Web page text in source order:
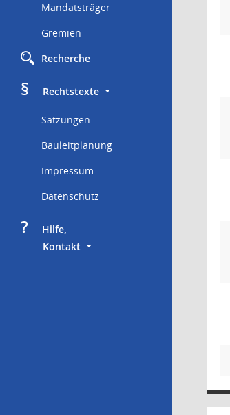
Mandatsträger
Gremien
Recherche
§
     Rechtstexte
Satzungen
Bauleitplanung
Impressum
Datenschutz
?
     Hilfe,
Kontakt